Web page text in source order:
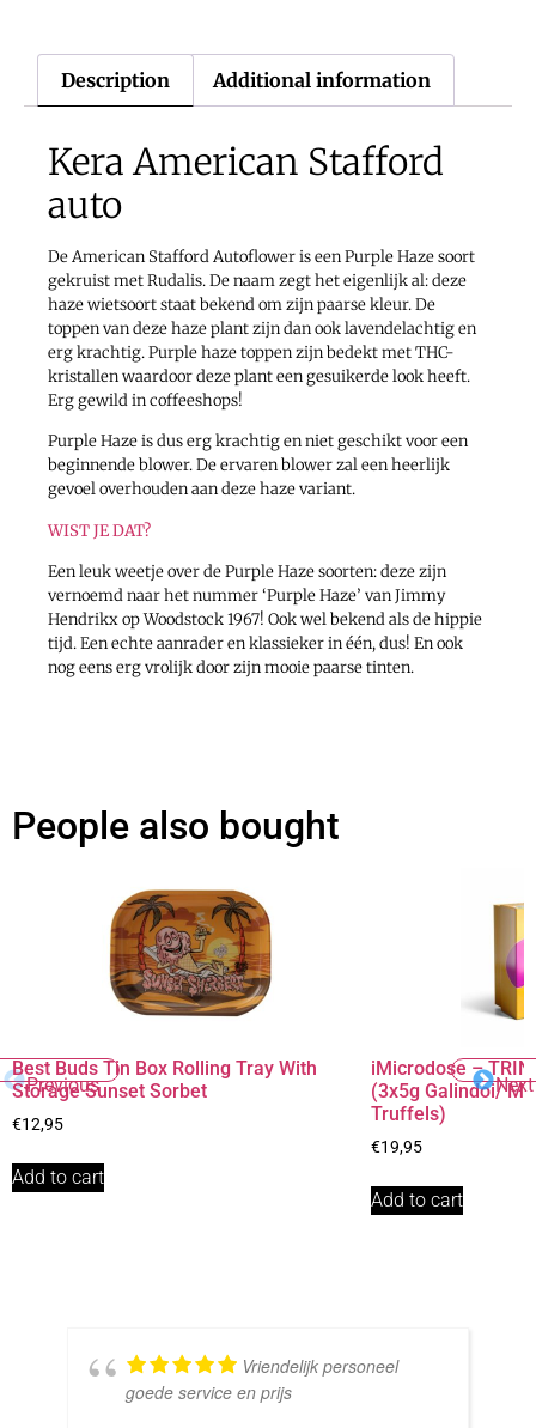
Description Additional information
Kera American Stafford
auto
De American Stafford Autoflower is een Purple Haze soort
gekruist met Rudalis. De naam zegt het eigenlijk al: deze
haze wietsoort staat bekend om zijn paarse kleur. De
toppen van deze haze plant zijn dan ook lavendelachtig en
erg krachtig. Purple haze toppen zijn bedekt met THC-
kristallen waardoor deze plant een gesuikerde look heeft.
Erg gewild in coffeeshops!
Purple Haze is dus erg krachtig en niet geschikt voor een
beginnende blower. De ervaren blower zal een heerlijk
gevoel overhouden aan deze haze variant.
WIST JE DAT?
Een leuk weetje over de Purple Haze soorten: deze zijn
vernoemd naar het nummer ‘Purple Haze’ van Jimmy
Hendrikx op Woodstock 1967! Ook wel bekend als de hippie
tijd. Een echte aanrader en klassieker in één, dus! En ook
nog eens erg vrolijk door zijn mooie paarse tinten.
People also bought
Previous
Best Buds Tin Box Rolling Tray With
Storage Sunset Sorbet
€12,95
Add to cart
iMicrodose –
(3x5g Galindoi/
Truffels)
€19,95
Add to cart
Next
Vriendelijk personeel
goede service en prijs